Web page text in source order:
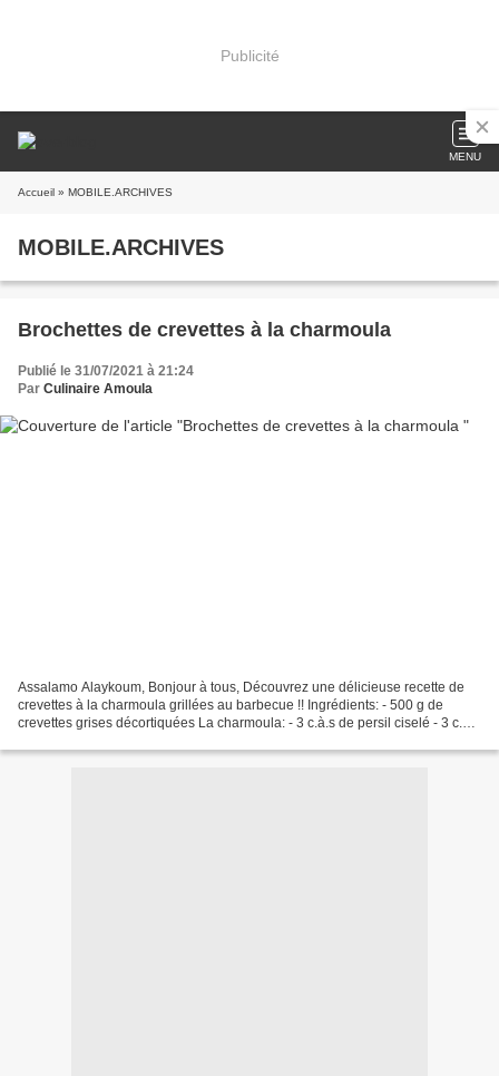
Publicité
MENU
Accueil » MOBILE.ARCHIVES
MOBILE.ARCHIVES
Brochettes de crevettes à la charmoula
Publié le 31/07/2021 à 21:24
Par Culinaire Amoula
Assalamo Alaykoum, Bonjour à tous, Découvrez une délicieuse recette de
crevettes à la charmoula grillées au barbecue !! Ingrédients: - 500 g de
crevettes grises décortiquées La charmoula: - 3 c.à.s de persil ciselé - 3 c.à.s